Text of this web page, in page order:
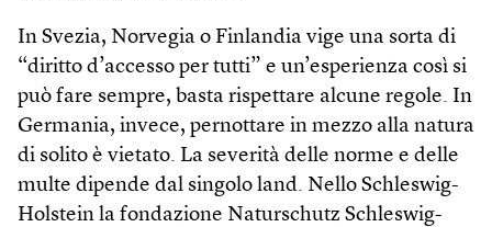
In Svezia, Norvegia o Finlandia vige una sorta di
“diritto d’accesso per tutti” e un’esperienza così si
può fare sempre, basta rispettare alcune regole. In
Germania, invece, pernottare in mezzo alla natura
di solito è vietato. La severità delle norme e delle
multe dipende dal singolo land. Nello Schleswig-
Holstein la fondazione Naturschutz Schleswig-